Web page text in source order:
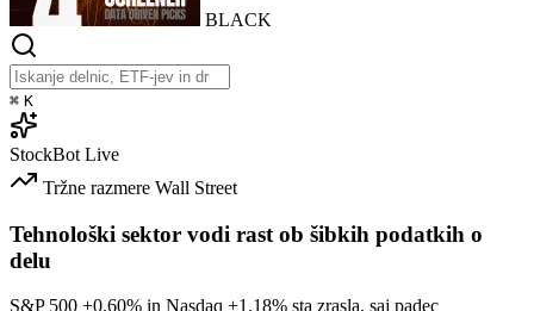
BLACK
⌘ K
StockBot Live
Tržne razmere Wall Street
Tehnološki sektor vodi rast ob šibkih podatkih o
delu
S&P 500 +0.60% in Nasdaq +1.18% sta zrasla, saj padec